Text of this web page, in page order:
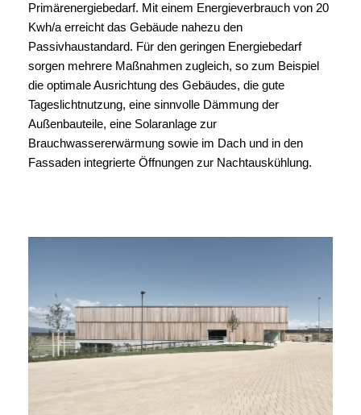
Primärenergiebedarf. Mit einem Energieverbrauch von 20
Kwh/a erreicht das Gebäude nahezu den
Passivhaustandard. Für den geringen Energiebedarf
sorgen mehrere Maßnahmen zugleich, so zum Beispiel
die optimale Ausrichtung des Gebäudes, die gute
Tageslichtnutzung, eine sinnvolle Dämmung der
Außenbauteile, eine Solaranlage zur
Brauchwassererwärmung sowie im Dach und in den
Fassaden integrierte Öffnungen zur Nachtauskühlung.